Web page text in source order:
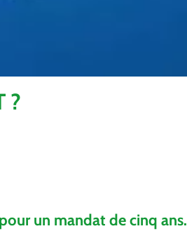
?
un mandat de cinq ans.